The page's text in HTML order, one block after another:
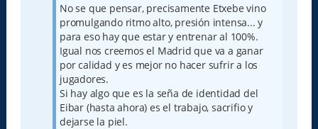
No se que pensar, precisamente Etxebe vino
promulgando ritmo alto, presión intensa... y
para eso hay que estar y entrenar al 100%.
Igual nos creemos el Madrid que va a ganar
por calidad y es mejor no hacer sufrir a los
jugadores.
Si hay algo que es la seña de identidad del
Eibar (hasta ahora) es el trabajo, sacrifio y
dejarse la piel.